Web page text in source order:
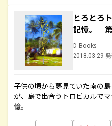
とろとろ
記憶。
D-Books
2018.03.29
子供の頃から夢見ていた南の
が、島で出合うトロピカルで
憶。